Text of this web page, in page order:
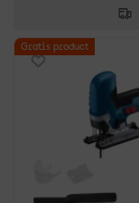
Gratis product